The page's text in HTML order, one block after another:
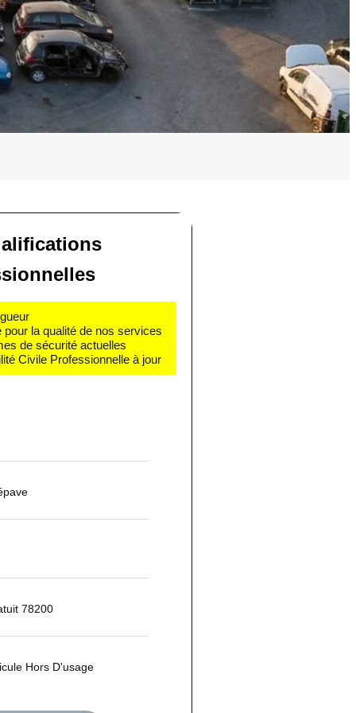
la qualité de nos services
de sécurité actuelles
Civile Professionnelle à jour
78200
Hors D'usage